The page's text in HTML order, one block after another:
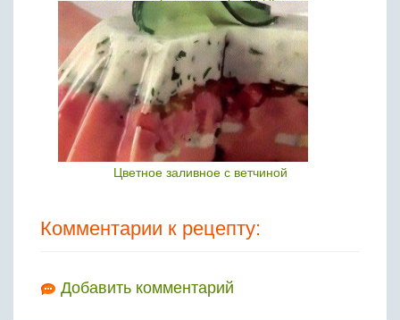
Цветное заливное с ветчиной
Комментарии к рецепту:
Добавить комментарий